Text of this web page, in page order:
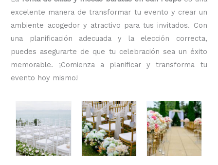
excelente manera de transformar tu evento y crear un
ambiente acogedor y atractivo para tus invitados. Con
una planificación adecuada y la elección correcta,
puedes asegurarte de que tu celebración sea un éxito
memorable. ¡Comienza a planificar y transforma tu
evento hoy mismo!